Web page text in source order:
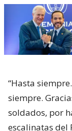
“Hasta
siempre.
soldados, por
escalinatas del